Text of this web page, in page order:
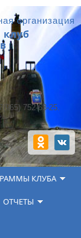
организация
клуб
752-63-25.
КЛУБА
ОТЧЕТЫ